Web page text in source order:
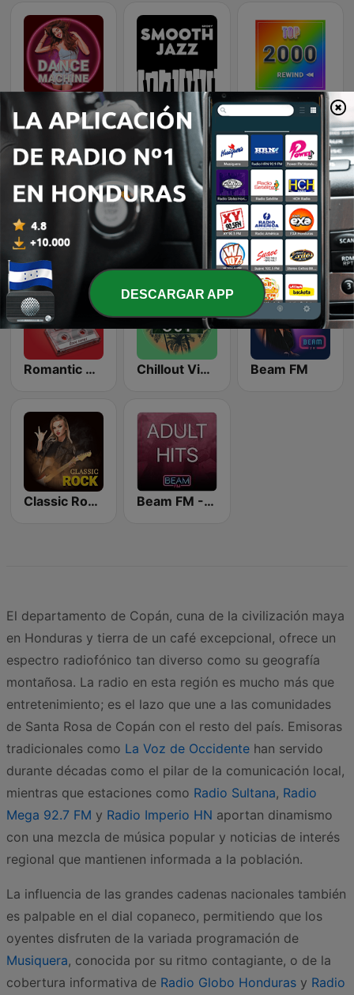
Dance Machine Smooth Jazz - Groov Rewind 2000's
K-Pop Vibes Top 90's Recuerda
Romantic Vibes Chillout Vibes Beam FM
Classic Rock Station Beam FM - Adult Hits
El departamento de Copán, cuna de la civilización maya
en Honduras y tierra de un café excepcional, ofrece un
espectro radiofónico tan diverso como su geografía
montañosa. La radio en esta región es mucho más que
entretenimiento; es el lazo que une a las comunidades
de Santa Rosa de Copán con el resto del país. Emisoras
tradicionales como La Voz de Occidente han servido
durante décadas como el pilar de la comunicación local,
mientras que estaciones como Radio Sultana, Radio
Mega 92.7 FM y Radio Imperio HN aportan dinamismo
con una mezcla de música popular y noticias de interés
regional que mantienen informada a la población.
La influencia de las grandes cadenas nacionales también
es palpable en el dial copaneco, permitiendo que los
oyentes disfruten de la variada programación de
Musiquera, conocida por su ritmo contagiante, o de la
cobertura informativa de Radio Globo Honduras y Radio
DESCARGAR APP